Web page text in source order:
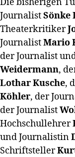
JournalistSönke
Theaterkritiker
JournalistMario
der Journalist
Weidermann,
Lothar Kusche,
Köhler, der
der Journalist
Hochschullehrer
und Journalistin
Schriftsteller